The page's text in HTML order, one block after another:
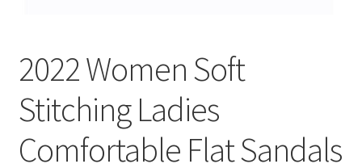
2022 Women Soft
Stitching Ladies
Comfortable Flat Sandals